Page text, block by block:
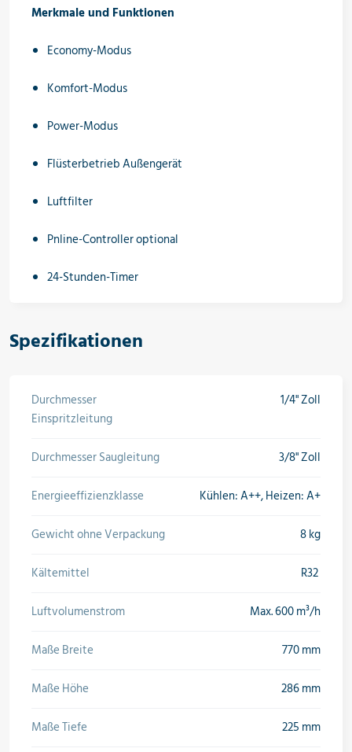
Merkmale und Funktionen
Economy-Modus
Komfort-Modus
Power-Modus
Flüsterbetrieb Außengerät
Luftfilter
Pnline-Controller optional
24-Stunden-Timer
Spezifikationen
Durchmesser
Einspritzleitung
1/4" Zoll
Durchmesser Saugleitung
3/8" Zoll
Energieeffizienzklasse
Kühlen: A++, Heizen: A+
Gewicht ohne Verpackung
8 kg
Kältemittel
R32
Luftvolumenstrom
Max. 600 m³/h
Maße Breite
770 mm
Maße Höhe
286 mm
Maße Tiefe
225 mm